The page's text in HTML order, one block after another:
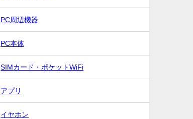
PC周辺機器
PC本体
SIMカード・ポケットWiFi
アプリ
イヤホン